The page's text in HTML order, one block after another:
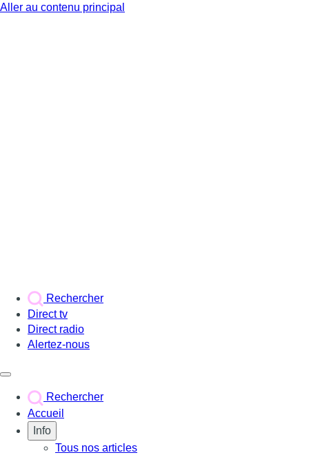
Aller au contenu principal
Rechercher
Direct tv
Direct radio
Alertez-nous
Rechercher
Accueil
Info
Tous nos articles